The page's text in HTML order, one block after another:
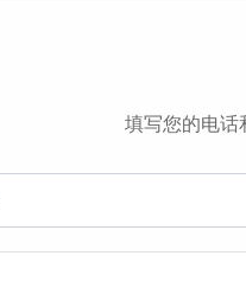
填写您的电话